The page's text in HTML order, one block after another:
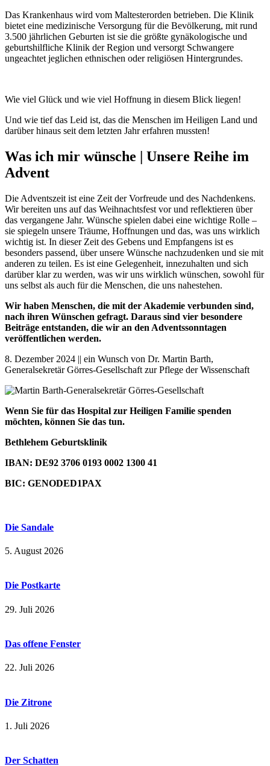
Das Krankenhaus wird vom Maltesterorden betrieben. Die Klinik
bietet eine medizinische Versorgung für die Bevölkerung, mit rund
3.500 jährlichen Geburten ist sie die größte gynäkologische und
geburtshilfliche Klinik der Region und versorgt Schwangere
ungeachtet jeglichen ethnischen oder religiösen Hintergrundes.
Wie viel Glück und wie viel Hoffnung in diesem Blick liegen!
Und wie tief das Leid ist, das die Menschen im Heiligen Land und
darüber hinaus seit dem letzten Jahr erfahren mussten!
Was ich mir wünsche | Unsere Reihe im
Advent
Die Adventszeit ist eine Zeit der Vorfreude und des Nachdenkens.
Wir bereiten uns auf das Weihnachtsfest vor und reflektieren über
das vergangene Jahr. Wünsche spielen dabei eine wichtige Rolle –
sie spiegeln unsere Träume, Hoffnungen und das, was uns wirklich
wichtig ist. In dieser Zeit des Gebens und Empfangens ist es
besonders passend, über unsere Wünsche nachzudenken und sie mit
anderen zu teilen. Es ist eine Gelegenheit, innezuhalten und sich
darüber klar zu werden, was wir uns wirklich wünschen, sowohl für
uns selbst als auch für die Menschen, die uns nahestehen.
Wir haben Menschen, die mit der Akademie verbunden sind,
nach ihren Wünschen gefragt. Daraus sind vier besondere
Beiträge entstanden, die wir an den Adventssonntagen
veröffentlichen werden.
8. Dezember 2024 || ein Wunsch von Dr. Martin Barth,
Generalsekretär Görres-Gesellschaft zur Pflege der Wissenschaft
Wenn Sie für das Hospital zur Heiligen Familie spenden
möchten, können Sie das tun.
Bethlehem Geburtsklinik
IBAN: DE92 3706 0193 0002 1300 41
BIC: GENODED1PAX
Die Sandale
5. August 2026
Die Postkarte
29. Juli 2026
Das offene Fenster
22. Juli 2026
Die Zitrone
1. Juli 2026
Der Schatten